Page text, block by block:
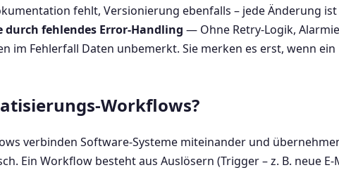
fehlt, Versionierung ebenfalls – jede Änderung ist
fehlendes Error-Handling — Ohne Retry-Logik,
im Fehlerfall Daten unbemerkt. Sie merken es erst, wenn
Workflows?
verbinden Software-Systeme miteinander und
Ein Workflow besteht aus Auslösern (Trigger – z. B. neue E-